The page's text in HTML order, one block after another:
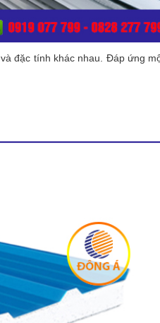
đặc tính khác nhau. Đáp ứng